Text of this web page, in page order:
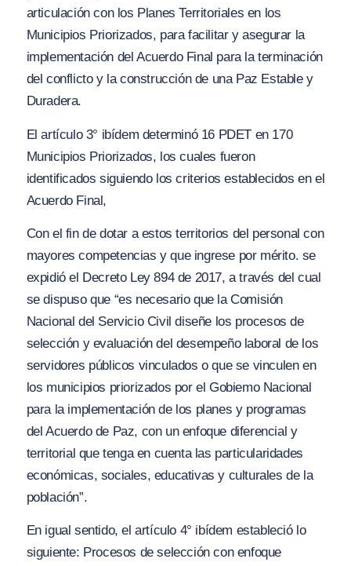
articulación con los Planes Territoriales en los
Municipios Priorizados, para facilitar y asegurar la
implementación del Acuerdo Final para la terminación
del conflicto y la construcción de una Paz Estable y
Duradera.
El artículo 3° ibídem determinó 16 PDET en 170
Municipios Priorizados, los cuales fueron
identificados siguiendo los criterios establecidos en el
Acuerdo Final,
Con el fin de dotar a estos territorios del personal con
mayores competencias y que ingrese por mérito. se
expidió el Decreto Ley 894 de 2017, a través del cual
se dispuso que “es necesario que la Comisión
Nacional del Servicio Civil diseñe los procesos de
selección y evaluación del desempeño laboral de los
servidores públicos vinculados o que se vinculen en
los municipios priorizados por el Gobiemo Nacional
para la implementación de los planes y programas
del Acuerdo de Paz, con un enfoque diferencial y
territorial que tenga en cuenta las particularidades
económicas, sociales, educativasy culturales de la
población”.
En igual sentido, el artículo 4° ibídem estableció lo
siguiente: Procesos de selección con enfoque